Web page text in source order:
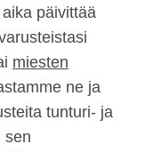
päivittää
miesten
ne ja
tunturi- ja
sen